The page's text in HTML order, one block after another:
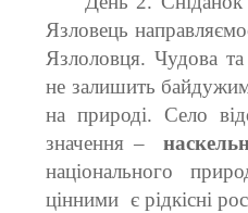
Язловець
Язлоловця. Чудова та
не залишить
на природі. Село
значення –
національного
цінними є рідкісні